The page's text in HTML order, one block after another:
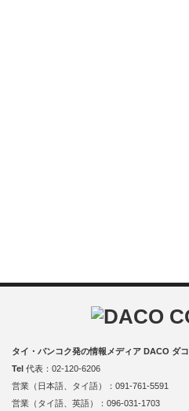
タイ・バンコク発の情報メディア DACO ダコ
Tel 代表：02-120-6206
営業（日本語、タイ語）：091-761-5591
営業（タイ語、英語）：096-031-1703